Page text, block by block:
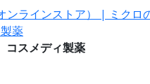
コスメディ製薬